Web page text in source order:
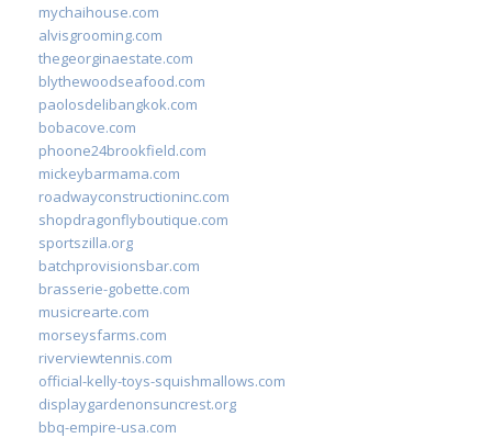
mychaihouse.com
alvisgrooming.com
thegeorginaestate.com
blythewoodseafood.com
paolosdelibangkok.com
bobacove.com
phoone24brookfield.com
mickeybarmama.com
roadwayconstructioninc.com
shopdragonflyboutique.com
sportszilla.org
batchprovisionsbar.com
brasserie-gobette.com
musicrearte.com
morseysfarms.com
riverviewtennis.com
official-kelly-toys-squishmallows.com
displaygardenonsuncrest.org
bbq-empire-usa.com